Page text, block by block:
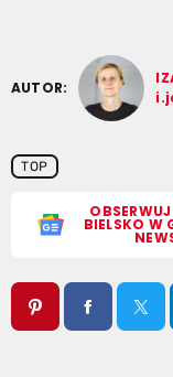
AUTOR:
TOP
BIELSKO W